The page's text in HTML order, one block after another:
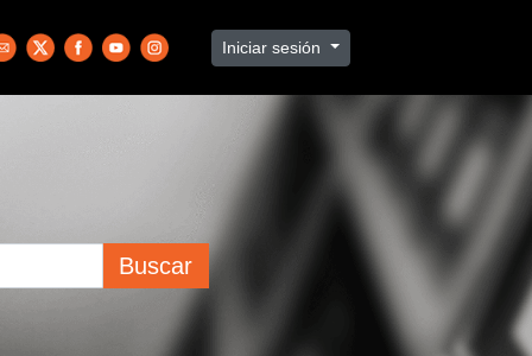
Iniciar sesión
Buscar